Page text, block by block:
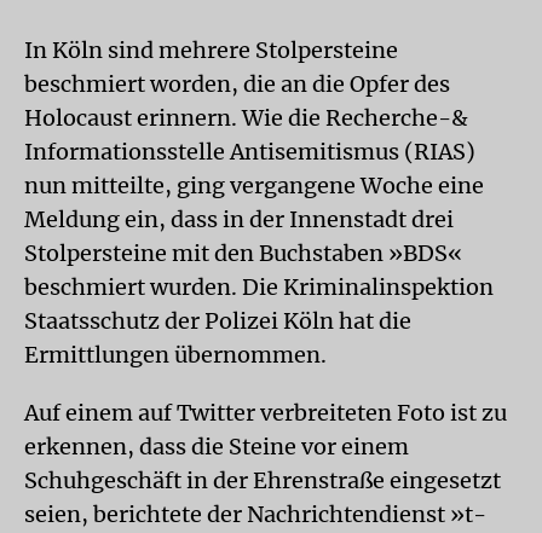
In Köln sind mehrere Stolpersteine
beschmiert worden, die an die Opfer des
Holocaust erinnern. Wie die Recherche-&
Informationsstelle Antisemitismus (RIAS)
nun mitteilte, ging vergangene Woche eine
Meldung ein, dass in der Innenstadt drei
Stolpersteine mit den Buchstaben »BDS«
beschmiert wurden. Die Kriminalinspektion
Staatsschutz der Polizei Köln hat die
Ermittlungen übernommen.
Auf einem auf Twitter verbreiteten Foto ist zu
erkennen, dass die Steine vor einem
Schuhgeschäft in der Ehrenstraße eingesetzt
seien, berichtete der Nachrichtendienst »t-